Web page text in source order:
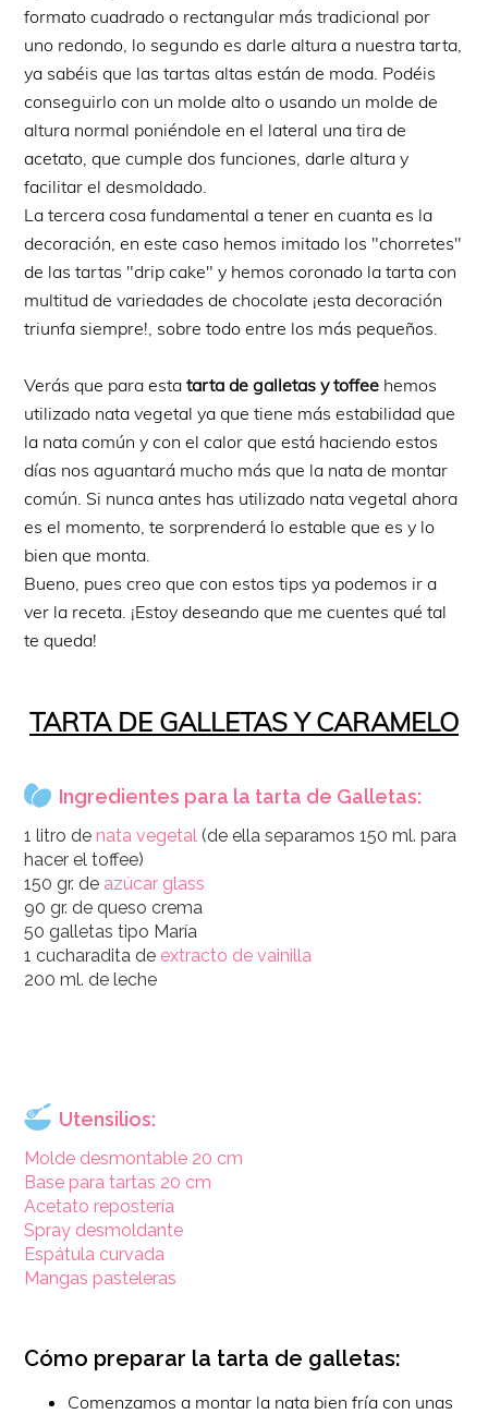
formato cuadrado o rectangular más tradicional por
uno redondo, lo segundo es darle altura a nuestra tarta,
ya sabéis que las tartas altas están de moda. Podéis
conseguirlo con un molde alto o usando un molde de
altura normal poniéndole en el lateral una tira de
acetato, que cumple dos funciones, darle altura y
facilitar el desmoldado.
La tercera cosa fundamental a tener en cuanta es la
decoración, en este caso hemos imitado los "chorretes"
de las tartas "drip cake" y hemos coronado la tarta con
multitud de variedades de chocolate ¡esta decoración
triunfa siempre!, sobre todo entre los más pequeños.
Verás que para estatarta de galletas y toffee hemos
utilizado nata vegetal ya que tiene más estabilidad que
la nata común y con el calor que está haciendo estos
días nos aguantará mucho más que la nata de montar
común. Si nunca antes has utilizado nata vegetal ahora
es el momento, te sorprenderá lo estable que es y lo
bien que monta.
Bueno, pues creo que con estos tips ya podemos ir a
ver la receta. ¡Estoy deseando que me cuentes qué tal
te queda!
TARTA DE GALLETAS Y CARAMELO
Ingredientes para la tarta de Galletas:
1 litro de nata vegetal (de ella separamos 150 ml. para
hacer el toffee)
150 gr. de azúcar glass
90 gr. de queso crema
50 galletas tipo María
1 cucharadita de extracto de vainilla
200 ml. de leche
Utensilios:
Molde desmontable 20 cm
Base para tartas 20 cm
Acetato repostería
Spray desmoldante
Espátula curvada
Mangas pasteleras
Cómo preparar la tarta de galletas:
Comenzamos a montar la nata bien fría con unas